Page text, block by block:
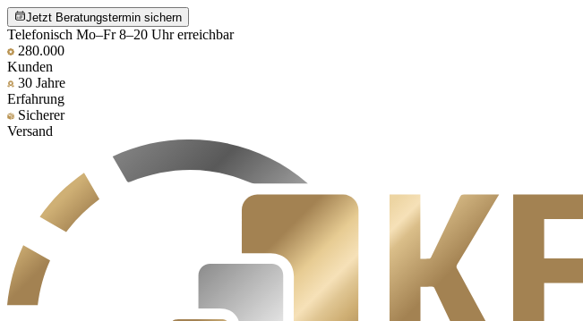
Jetzt Beratungstermin sichern
Telefonisch Mo–Fr 8–20 Uhr erreichbar
280.000
Kunden
30 Jahre
Erfahrung
Sicherer
Versand